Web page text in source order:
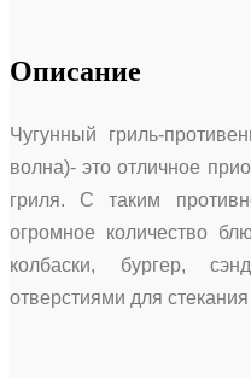
Описание
Чугунный гриль-
волна)- это отличное
гриля. С таким
огромное количество
колбаски, бургер,
отверстиями для